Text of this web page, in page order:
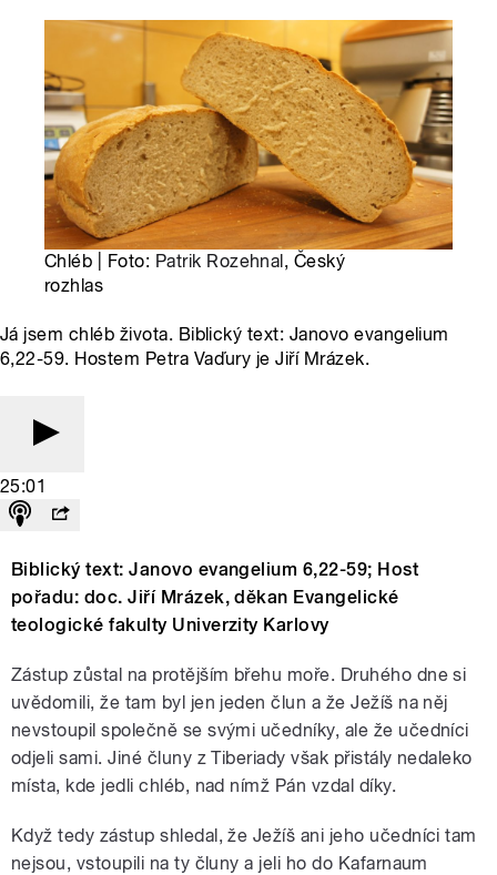
Chléb | Foto: Patrik Rozehnal, Český
rozhlas
Já jsem chléb života. Biblický text: Janovo evangelium
6,22-59. Hostem Petra Vaďury je Jiří Mrázek.
25:01
Biblický text: Janovo evangelium 6,22-59; Host
pořadu: doc. Jiří Mrázek, děkan Evangelické
teologické fakulty Univerzity Karlovy
Zástup zůstal na protějším břehu moře. Druhého dne si
uvědomili, že tam byl jen jeden člun a že Ježíš na něj
nevstoupil společně se svými učedníky, ale že učedníci
odjeli sami. Jiné čluny z Tiberiady však přistály nedaleko
místa, kde jedli chléb, nad nímž Pán vzdal díky.
Když tedy zástup shledal, že Ježíš ani jeho učedníci tam
nejsou, vstoupili na ty čluny a jeli ho do Kafarnaum